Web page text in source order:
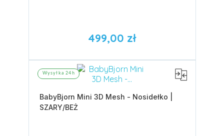
499,00 zł
Wysyłka 24h
BabyBjorn Mini 3D Mesh - Nosidełko |
SZARY/BEŻ